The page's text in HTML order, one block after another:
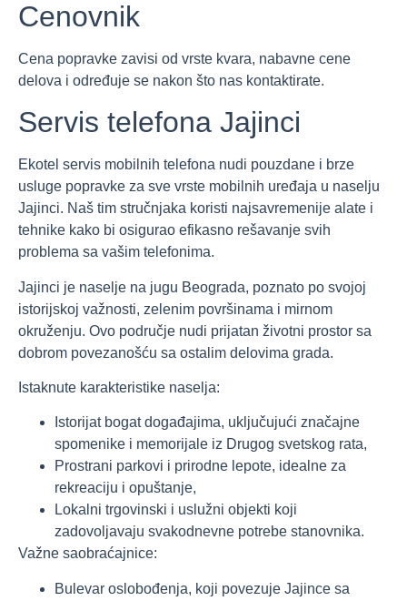
Cenovnik
Cena popravke zavisi od vrste kvara, nabavne cene
delova i određuje se nakon što nas kontaktirate.
Servis telefona Jajinci
Ekotel servis mobilnih telefona nudi pouzdane i brze
usluge popravke za sve vrste mobilnih uređaja u naselju
Jajinci. Naš tim stručnjaka koristi najsavremenije alate i
tehnike kako bi osigurao efikasno rešavanje svih
problema sa vašim telefonima.
Jajinci je naselje na jugu Beograda, poznato po svojoj
istorijskoj važnosti, zelenim površinama i mirnom
okruženju. Ovo područje nudi prijatan životni prostor sa
dobrom povezanošću sa ostalim delovima grada.
Istaknute karakteristike naselja:
Istorijat bogat događajima, uključujući značajne
spomenike i memorijale iz Drugog svetskog rata,
Prostrani parkovi i prirodne lepote, idealne za
rekreaciju i opuštanje,
Lokalni trgovinski i uslužni objekti koji
zadovoljavaju svakodnevne potrebe stanovnika.
Važne saobraćajnice:
Bulevar oslobođenja, koji povezuje Jajince sa